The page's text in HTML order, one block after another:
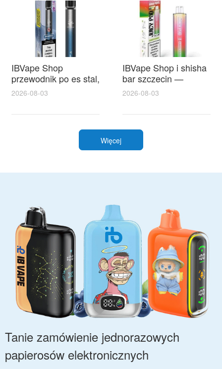
IBVape Shop
przewodnik po es stal,
porady wyboru i
najlepsze oferty dla e-
palaczy
2026-08-03
IBVape Shop i shisha
bar szczecin —
przewodnik po
promocjach, opiniach
i najlepszym sprzęcie
2026-08-03
Więcej
Tanie zamówienie jednorazowych
papierosów elektronicznych